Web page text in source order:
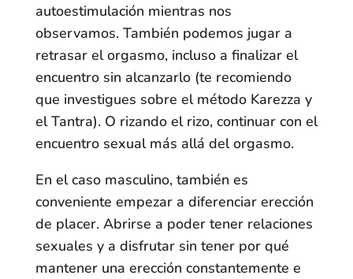
autoestimulación mientras nos
observamos. También podemos jugar a
retrasar el orgasmo, incluso a finalizar el
encuentro sin alcanzarlo (te recomiendo
que investigues sobre el método Karezza y
el Tantra). O rizando el rizo, continuar con el
encuentro sexual más allá del orgasmo.
En el caso masculino, también es
conveniente empezar a diferenciar erección
de placer. Abrirse a poder tener relaciones
sexuales y a disfrutar sin tener por qué
mantener una erección constantemente e